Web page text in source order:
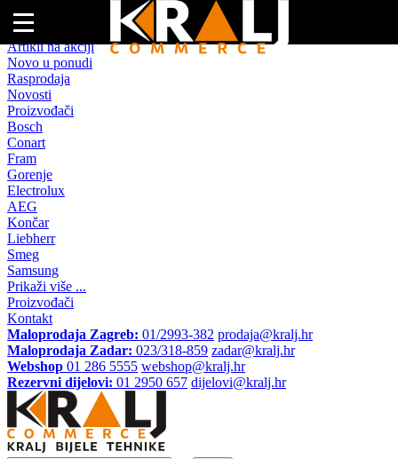
Naslovna
Artikli na akciji
Novo u ponudi
Rasprodaja
Novosti
Proizvođači
Bosch
Conart
Fram
Gorenje
Electrolux
AEG
Končar
Liebherr
Smeg
Samsung
Prikaži više ...
Proizvođači
Kontakt
Maloprodaja Zagreb: 01/2993-382 prodaja@kralj.hr
Maloprodaja Zadar: 023/318-859 zadar@kralj.hr
Webshop 01 286 5555 webshop@kralj.hr
Rezervni dijelovi: 01 2950 657 dijelovi@kralj.hr